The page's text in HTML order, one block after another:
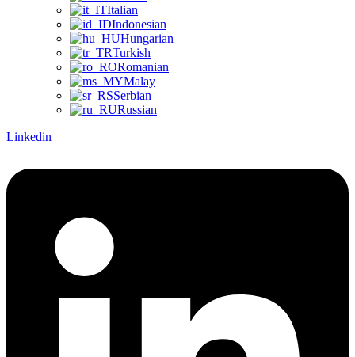
Italian
Indonesian
Hungarian
Turkish
Romanian
Malay
Serbian
Russian
Linkedin